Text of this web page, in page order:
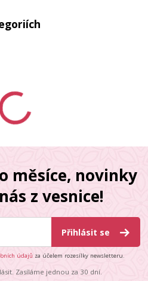
měsíce, novinky
z vesnice!
Přihlásit se
údajů za účelem rozesílky newsletteru.
Zasíláme jednou za 30 dní.